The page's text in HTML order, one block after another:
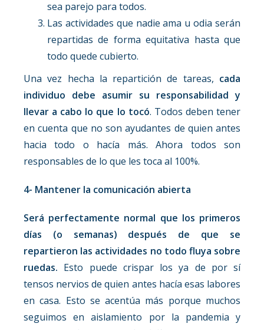
sea parejo para todos.
Las actividades que nadie ama u odia serán
repartidas de forma equitativa hasta que
todo quede cubierto.
Una vez hecha la repartición de tareas, cada
individuo debe asumir su responsabilidad y
llevar a cabo lo que lo tocó. Todos deben tener
en cuenta que no son ayudantes de quien antes
hacia todo o hacía más. Ahora todos son
responsables de lo que les toca al 100%.
4- Mantener la comunicación abierta
Será perfectamente normal que los primeros
días (o semanas) después de que se
repartieron las actividades no todo fluya sobre
ruedas. Esto puede crispar los ya de por sí
tensos nervios de quien antes hacía esas labores
en casa. Esto se acentúa más porque muchos
seguimos en aislamiento por la pandemia y